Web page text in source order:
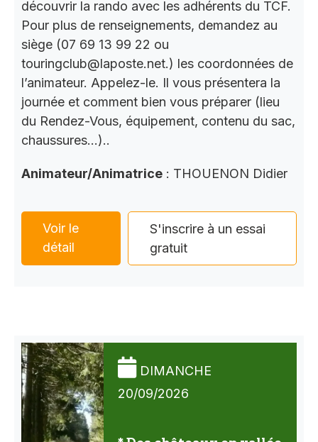
découvrir la rando avec les adhérents du TCF.
Pour plus de renseignements, demandez au
siège (07 69 13 99 22 ou
touringclub@laposte.net.) les coordonnées de
l’animateur. Appelez-le. Il vous présentera la
journée et comment bien vous préparer (lieu
du Rendez-Vous, équipement, contenu du sac,
chaussures…)..
Animateur/Animatrice : THOUENON Didier
Voir le
détail
S'inscrire à un essai
gratuit
DIMANCHE
20/09/2026